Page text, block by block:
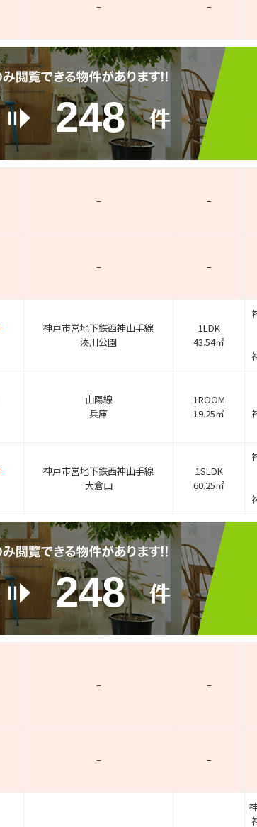
– –
248
– –
– –
神戸市営地下鉄西神山手線
湊川公園
1LDK
43.54㎡
山陽線
兵庫
1ROOM
19.25㎡
神戸市営地下鉄西神山手線
大倉山
1SLDK
60.25㎡
248
– –
– –